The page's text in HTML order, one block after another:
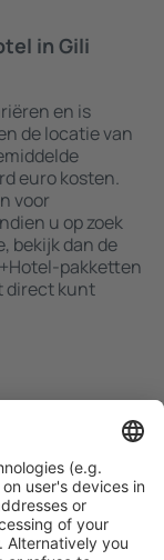
in Gili
en is
de locatie van
euro kosten.
voor
u op zoek
bekijk dan de
pakketten
direct kunt